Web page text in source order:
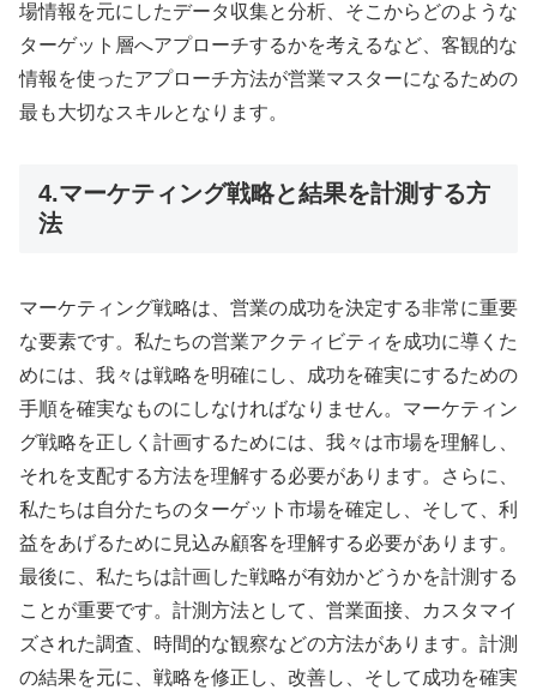
場情報を元にしたデータ収集と分析、そこからどのような
ターゲット層へアプローチするかを考えるなど、客観的な
情報を使ったアプローチ方法が営業マスターになるための
最も大切なスキルとなります。
4.マーケティング戦略と結果を計測する方
法
マーケティング戦略は、営業の成功を決定する非常に重要
な要素です。私たちの営業アクティビティを成功に導くた
めには、我々は戦略を明確にし、成功を確実にするための
手順を確実なものにしなければなりません。マーケティン
グ戦略を正しく計画するためには、我々は市場を理解し、
それを支配する方法を理解する必要があります。さらに、
私たちは自分たちのターゲット市場を確定し、そして、利
益をあげるために見込み顧客を理解する必要があります。
最後に、私たちは計画した戦略が有効かどうかを計測する
ことが重要です。計測方法として、営業面接、カスタマイ
ズされた調査、時間的な観察などの方法があります。計測
の結果を元に、戦略を修正し、改善し、そして成功を確実